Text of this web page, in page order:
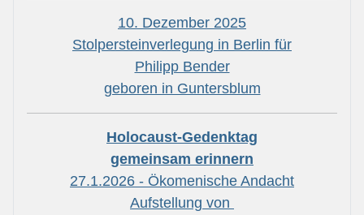
10. Dezember 2025
Stolpersteinverlegung in Berlin für
Philipp Bender
geboren in Guntersblum
Holocaust-Gedenktag
gemeinsam erinnern
27.1.2026 - Ökomenische Andacht
Aufstellung von